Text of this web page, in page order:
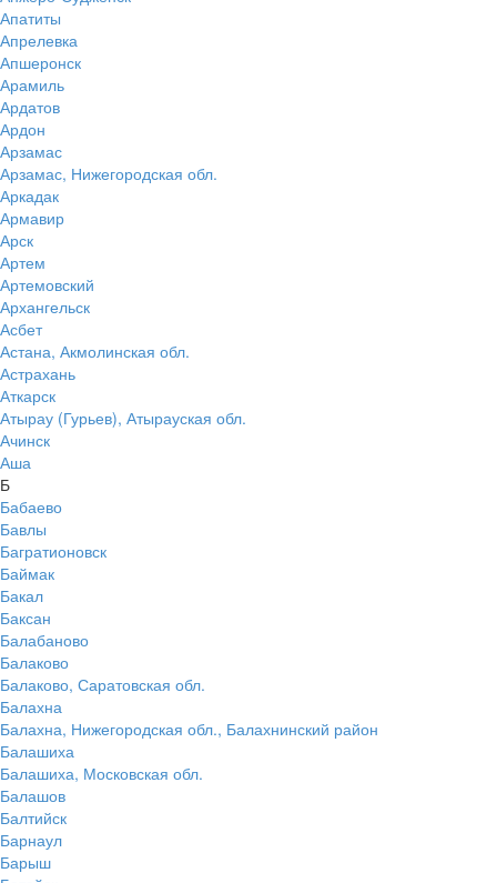
Апатиты
Апрелевка
Апшеронск
Арамиль
Ардатов
Ардон
Арзамас
Арзамас, Нижегородская обл.
Аркадак
Армавир
Арск
Артем
Артемовский
Архангельск
Асбет
Астана, Акмолинская обл.
Астрахань
Аткарск
Атырау (Гурьев), Атырауская обл.
Ачинск
Аша
Б
Бабаево
Бавлы
Багратионовск
Баймак
Бакал
Баксан
Балабаново
Балаково
Балаково, Саратовская обл.
Балахна
Балахна, Нижегородская обл., Балахнинский район
Балашиха
Балашиха, Московская обл.
Балашов
Балтийск
Барнаул
Барыш